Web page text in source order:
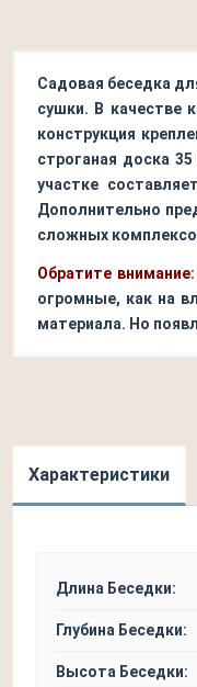
Садовая беседка
сушки. В качестве
конструкция
строганая доска
участке
Дополнительно
сложных
Обратите внимание:
огромные, как на
материала. Но
Характеристики
Длина Беседки:
Глубина Беседки:
Высота Беседки: